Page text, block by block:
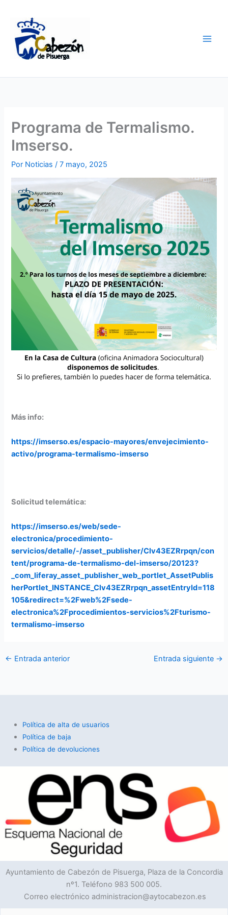
contenido
Programa de Termalismo.
Imserso.
Por Noticias/7 mayo, 2025
Más info:
https://imserso.es/espacio-mayores/envejecimiento-
activo/programa-termalismo-imserso
Solicitud telemática:
https://imserso.es/web/sede-
electronica/procedimiento-
servicios/detalle/-/asset_publisher/Clv43EZRrpqn/con
tent/programa-de-termalismo-del-imserso/20123?
_com_liferay_asset_publisher_web_portlet_AssetPublis
herPortlet_INSTANCE_Clv43EZRrpqn_assetEntryId=118
105&redirect=%2Fweb%2Fsede-
electronica%2Fprocedimientos-servicios%2Fturismo-
termalismo-imserso
← Entrada anterior Entrada siguiente →
Política de alta de usuarios
Política de baja
Política de devoluciones
Ayuntamiento de Cabezón de Pisuerga, Plaza de la Concordia
nº1. Teléfono 983 500 005.
Correo electrónico administracion@aytocabezon.es